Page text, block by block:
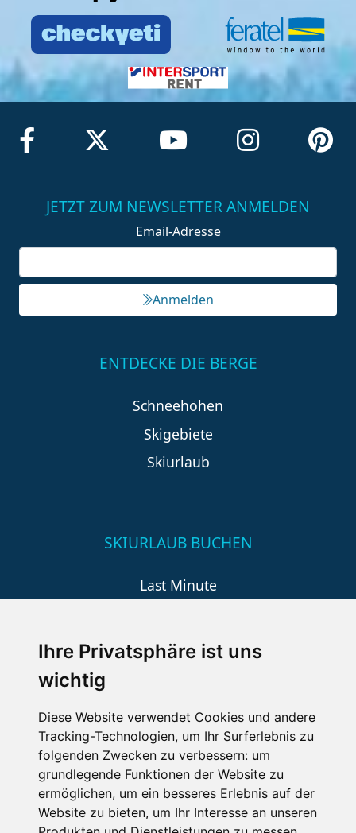
Ihre Privatsphäre ist uns
wichtig
Diese Website verwendet Cookies und andere
Tracking-Technologien, um Ihr Surferlebnis zu
folgenden Zwecken zu verbessern: um
grundlegende Funktionen der Website zu
ermöglichen, um ein besseres Erlebnis auf der
Website zu bieten, um Ihr Interesse an unseren
JETZT ZUM NEWSLETTER ANMELDEN
Email-Adresse
Anmelden
ENTDECKE DIE BERGE
Schneehöhen
Skigebiete
Skiurlaub
SKIURLAUB BUCHEN
Last Minute
Wellness
SCHNEEHÖHEN SKI APP
Die Schneehoehen Ski APP für iOS und Android - Ein
Muss für alle Wintersportler und Schneefreaks!